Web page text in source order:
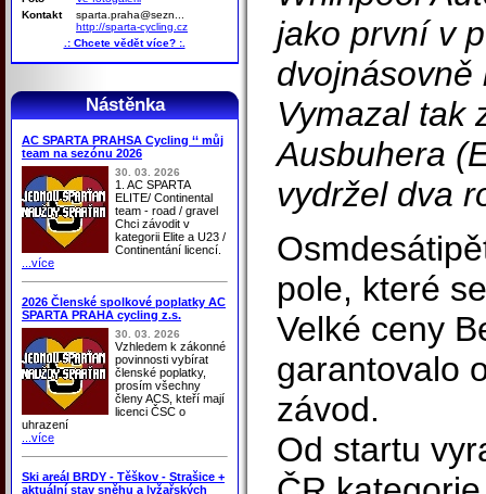
Kontakt
sparta.praha@sezn...
http://sparta-cycling.cz
.: Chcete vědět více? :.
Nástěnka
AC SPARTA PRAHSA Cycling ‘‘ můj
team na sezónu 2026
30. 03. 2026
1. AC SPARTA
ELITE/ Continental
team - road / gravel
Chci závodit v
kategorii Elite a U23 /
Continentání licencí.
...více
2026 Členské spolkové poplatky AC
SPARTA PRAHA cycling z.s.
30. 03. 2026
Vzhledem k zákonné
povinnosti vybírat
členské poplatky,
prosím všechny
členy ACS, kteří mají
licenci ČSC o
uhrazení
...více
Ski areál BRDY - Těškov - Strašice +
aktuální stav sněhu a lyžařských
jako první v
dvojnásovně
Vymazal tak
Ausbuhera
vydržel dva
pole, které
Velké ceny
garantovalo
závod.
Od startu